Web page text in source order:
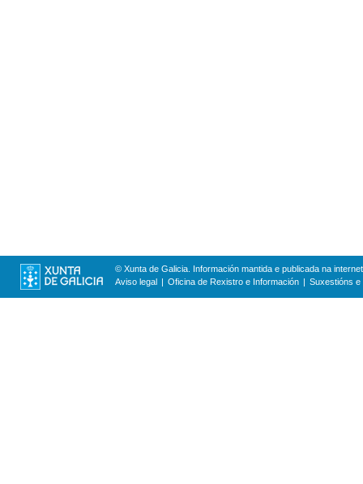
© Xunta de Galicia. Información mantida e publicada na
Aviso legal
Oficina de Rexistro e Información Suxestións e